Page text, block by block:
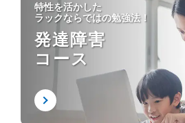
特性を活かした
ラックならではの勉強法！
発達障害
コース